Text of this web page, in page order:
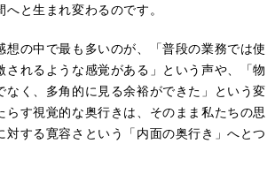
と生まれ変わるのです。
想の中で最も多いのが、「普段の業務では使
されるような感覚がある」という声や、「物
なく、多角的に見る余裕ができた」という変
らす視覚的な奥行きは、そのまま私たちの思
対する寛容さという「内面の奥行き」へとつ